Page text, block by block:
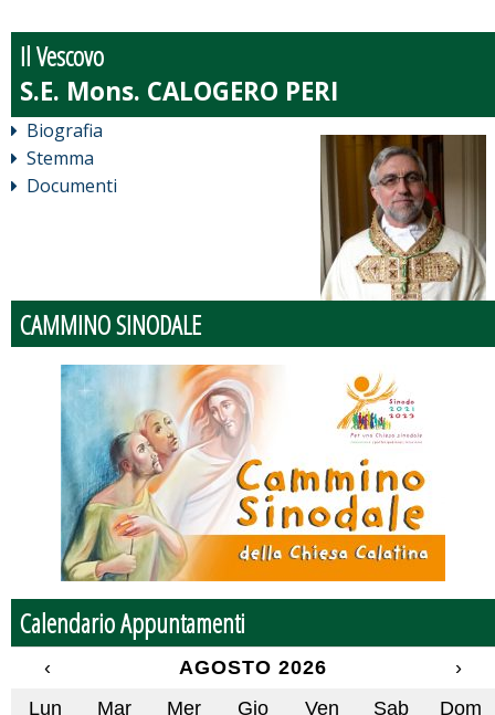
Il Vescovo
Biografia
Stemma
Documenti
CAMMINO SINODALE
Calendario Appuntamenti
‹ AGOSTO 2026
›
Lun
Mar Mer Gio Ven Sab Dom